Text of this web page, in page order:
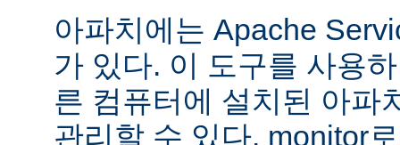
아파치에는 Apache
가 있다. 이 도구를 사용
른 컴퓨터에 설치된 아파
관리할 수 있다. monitor